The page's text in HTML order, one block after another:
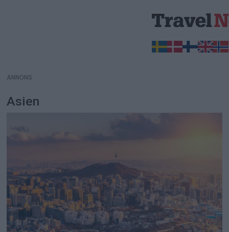
ANNONS
Asien